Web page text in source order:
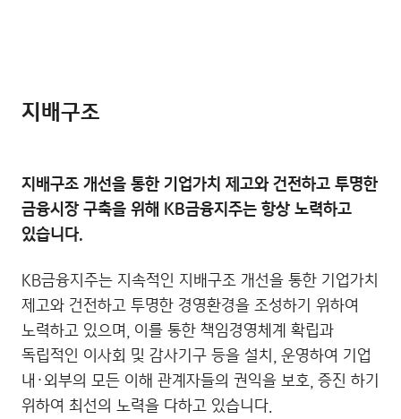
지배구조
지배구조 개선을 통한 기업가치 제고와 건전하고 투명한
금융시장 구축을 위해 KB금융지주는 항상 노력하고
있습니다.
KB금융지주는 지속적인 지배구조 개선을 통한 기업가치
제고와 건전하고 투명한 경영환경을 조성하기 위하여
노력하고 있으며, 이를 통한 책임경영체계 확립과
독립적인 이사회 및 감사기구 등을 설치, 운영하여 기업
내·외부의 모든 이해 관계자들의 권익을 보호, 증진 하기
위하여 최선의 노력을 다하고 있습니다.